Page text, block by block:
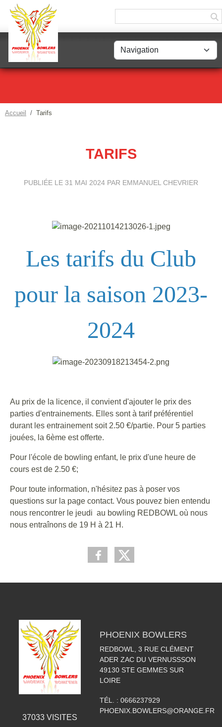
Accueil Tarifs
TARIFS
PUBLIÉE LE 31 MAI 2024 PAR EMMANUEL CHEVRIER
Les tarifs du Club
pour la saison 2023-
2024
Au prix de la licence, il convient d'ajouter le prix des
parties d'entrainements. Elles sont à tarif préférentiel
durant les entrainement soit 2.50 €/partie. Pour 5 parties
jouées, la 6ème est offerte.
Pour l'école de bowling enfant, le prix d'une heure de
cours est de 2.50 €;
Pour toute information, n'hésitez pas à poser vos
questions sur la page contact. Vous pouvez bien entendu
nous rencontrer le jeudi au bowling REDBOWL où nous
nous entraînons de 19 H à 21 H.
37033VISITES
PHOENIX BOWLERS
REDBOWL, 3 RUE CLÉMENT
ADER ZAC DU VERNUSSSON
49130 STE GEMMES SUR
LOIRE
TÉL. : 0666237929
PHOENIX.BOWLERS@ORANGE.FR
Panneau de gestion des cookies